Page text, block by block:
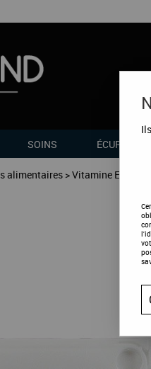
SOINS ÉCURIES
alimentaires >Vitamine E seau